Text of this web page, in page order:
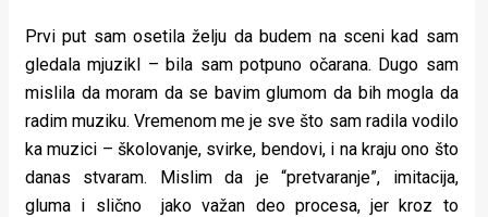
Prvi put sam osetila želju da budem na sceni kad sam
gledala mjuzikl – bila sam potpuno očarana. Dugo sam
mislila da moram da se bavim glumom da bih mogla da
radim muziku. Vremenom me je sve što sam radila vodilo
ka muzici – školovanje, svirke, bendovi, i na kraju ono što
danas stvaram. Mislim da je “pretvaranje”, imitacija,
gluma i slično jako važan deo procesa, jer kroz to